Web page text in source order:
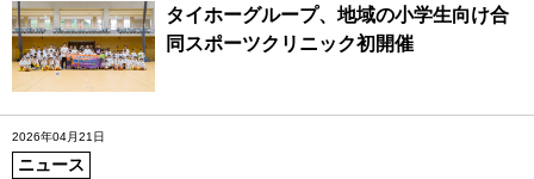
タイホーグループ、地域の小学生向け合
同スポーツクリニック初開催
2026年04月21日
ニュース